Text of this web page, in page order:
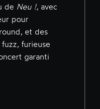
de Neu !, avec
pour
et des
furieuse
garanti